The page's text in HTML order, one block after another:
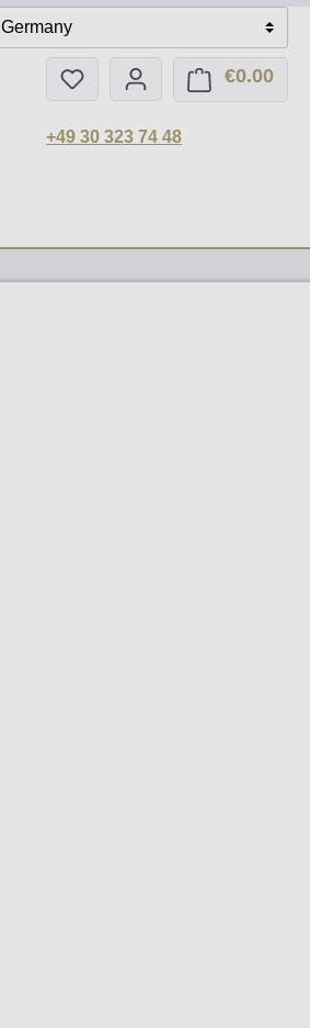
Germany
You have 0 wishlist items
€0.00
+49 30 323 74 48